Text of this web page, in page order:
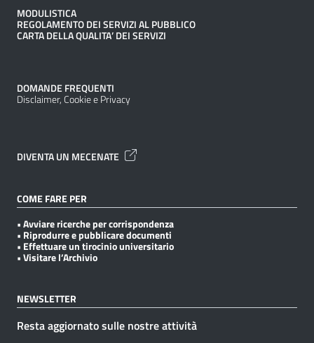
MODULISTICA
REGOLAMENTO DEI SERVIZI AL PUBBLICO
CARTA DELLA QUALITA’ DEI SERVIZI
DOMANDE FREQUENTI
Disclaimer, Cookie e Privacy
DIVENTA UN MECENATE
COME FARE PER
• Avviare ricerche per corrispondenza
• Riprodurre e pubblicare documenti
• Effettuare un tirocinio universitario
• Visitare l’Archivio
NEWSLETTER
Resta aggiornato sulle nostre attività